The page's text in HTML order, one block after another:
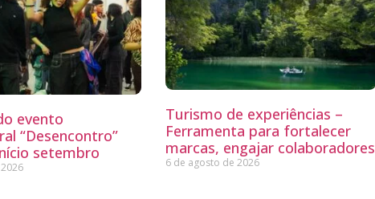
evento
“Desencontro”
setembro
Turismo de experiências –
Ferramenta para fortalecer
marcas, engajar colaboradores
6 de agosto de 2026